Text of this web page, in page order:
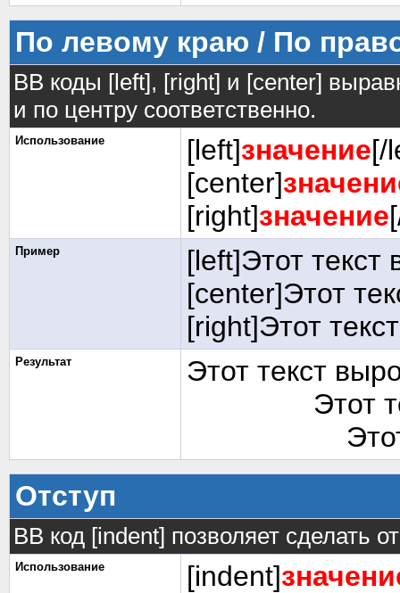
По левому краю / По
BB коды [left], [right] и [center]
и по центру соответственно.
Использование [left]значение[/
[center]
[right]значение
Пример
[left]Этот
[center]Этот
[right]Этот
Результат
Этот текст
Этот
Отступ
BB код [indent] позволяет сделать
Использование [indent]